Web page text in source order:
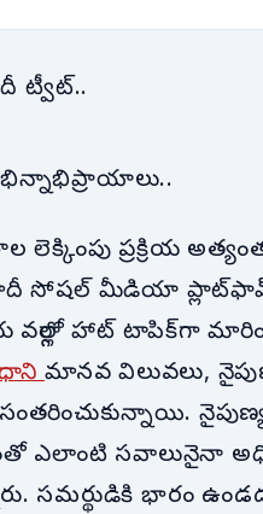
ట్వీట్..
భిన్నాభిప్రాయాలు..
లెక్కింపు ప్రక్రియ
మోదీ సోషల్ మీడియా
వర్గాల్లో హాట్ టాపిక్‌గా
మానవ విలువలు,
ఎలాంటి సవాలునైనా
సమర్థుడికి భారం